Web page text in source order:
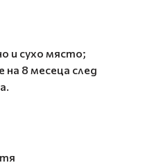
и сухо място;
8 месеца след